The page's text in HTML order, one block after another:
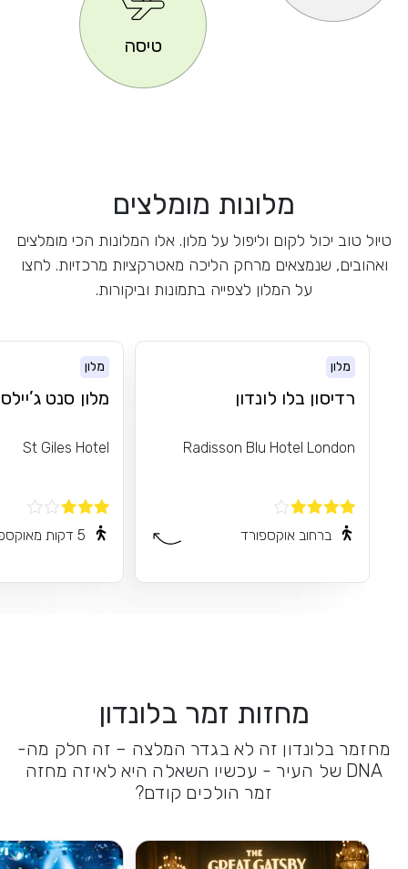
טיסה
מלונות מומלצים
טיול טוב יכול לקום וליפול על מלון. אלו המלונות הכי מומלצים
ואהובים, שנמצאים מרחק הליכה מאטרקציות מרכזיות. לחצו
על המלון לצפייה בתמונות וביקורות.
מלון
רדיסון בלו לונדון
Radisson Blu Hotel London
ברחוב אוקספורד
מלון
מלון סנט
St Giles Hotel
5 דקות מאוקספורד
מחזות זמר בלונדון
מחזמר בלונדון זה לא בגדר המלצה – זה חלק מה-
DNA של העיר - עכשיו השאלה היא לאיזה מחזה
זמר הולכים קודם?